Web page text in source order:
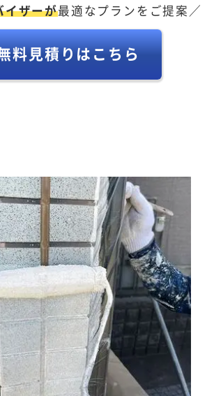
イザーが最適なプランをご提案／
料見積りはこちら